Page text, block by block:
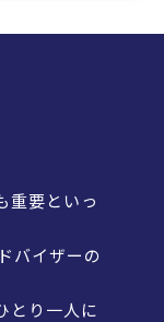
重要といっ
バイザーの
とり一人に